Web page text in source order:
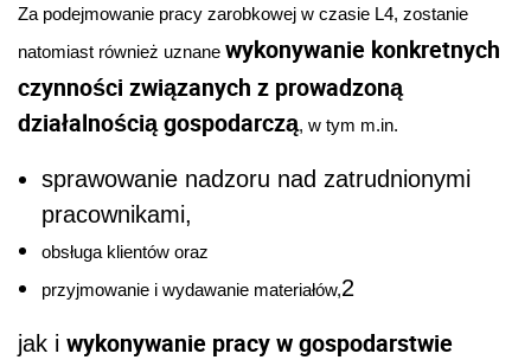
Za podejmowanie pracy zarobkowej w czasie L4, zostanie
natomiast również uznane wykonywanie konkretnych
czynności związanych z prowadzoną
działalnością gospodarczą, w tym m.in.
sprawowanie nadzoru nad zatrudnionymi
pracownikami,
obsługa klientów oraz
przyjmowanie i wydawanie materiałów,2
jak i wykonywanie pracy w gospodarstwie